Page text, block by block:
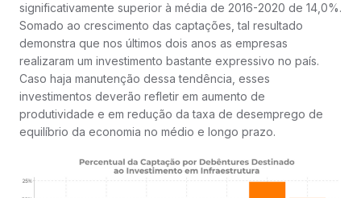
significativamente superior à média de 2016-2020 de 14,0%.
Somado ao crescimento das captações, tal resultado
demonstra que nos últimos dois anos as empresas
realizaram um investimento bastante expressivo no país.
Caso haja manutenção dessa tendência, esses
investimentos deverão refletir em aumento de
produtividade e em redução da taxa de desemprego de
equilíbrio da economia no médio e longo prazo.